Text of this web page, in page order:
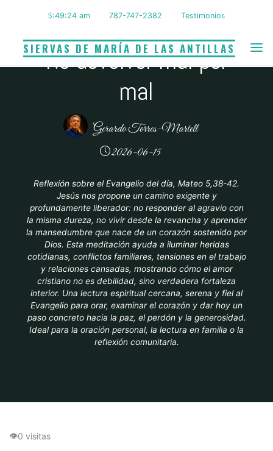
contenidoSIERVAS DE MARÍA DE LAS ANTILLAS
5:49:25 am 787-747-2382 Testimonios
No devolver mal por
mal
Gerardo Torres-Martell
2026-06-15
Reflexión sobre el Evangelio del día, Mateo 5,38-42.
Jesús nos propone un camino exigente y
profundamente liberador: no responder al agravio con
la misma dureza, no vivir desde la revancha y aprender
la mansedumbre que nace de un corazón sostenido por
Dios. Esta meditación ayuda a iluminar heridas
cotidianas, conflictos familiares, tensiones en el trabajo
y relaciones cansadas, mostrando cómo el amor
cristiano no es debilidad, sino verdadera fortaleza
interior. Una lectura espiritual cercana, serena y fiel al
Evangelio para orar, examinar el corazón y dar hoy un
paso concreto hacia la paz, el perdón y la generosidad.
Ideal para la oración personal, la lectura en familia o la
reflexión comunitaria.
👁0 visitas